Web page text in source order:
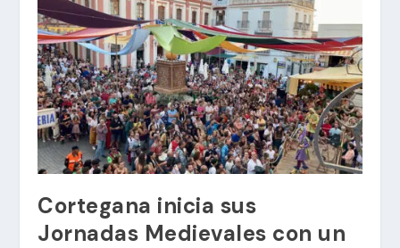
Cortegana inicia sus
Jornadas Medievales con un